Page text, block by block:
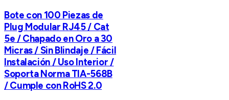
Bote con 100 Piezas de
Plug Modular RJ45 / Cat
5e / Chapado en Oro a 30
Micras / Sin Blindaje / Fácil
Instalación / Uso Interior /
Soporta Norma TIA-568B
/ Cumple con RoHS 2.0